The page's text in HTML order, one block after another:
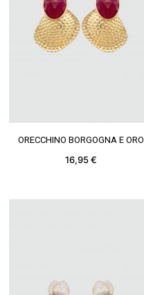
VEDERE DI PIÙ
ORECCHINO BORGOGNA E ORO
16,95 €